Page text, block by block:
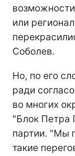
или
Соболев.
Но, по его
ради
во многих
"Блок Петра
партии. "Мы
такие